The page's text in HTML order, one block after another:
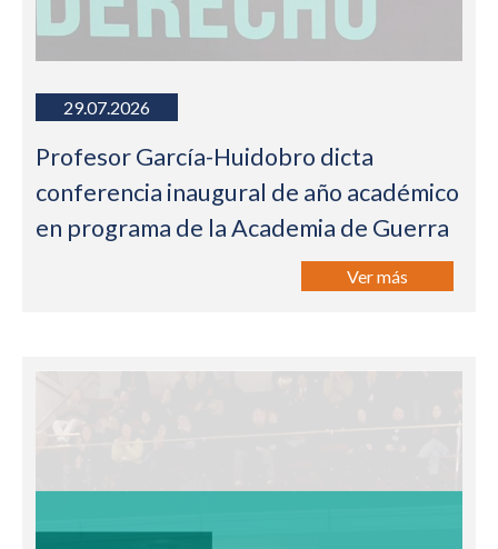
29.07.2026
Profesor García-Huidobro dicta
conferencia inaugural de año académico
en programa de la Academia de Guerra
Ver más